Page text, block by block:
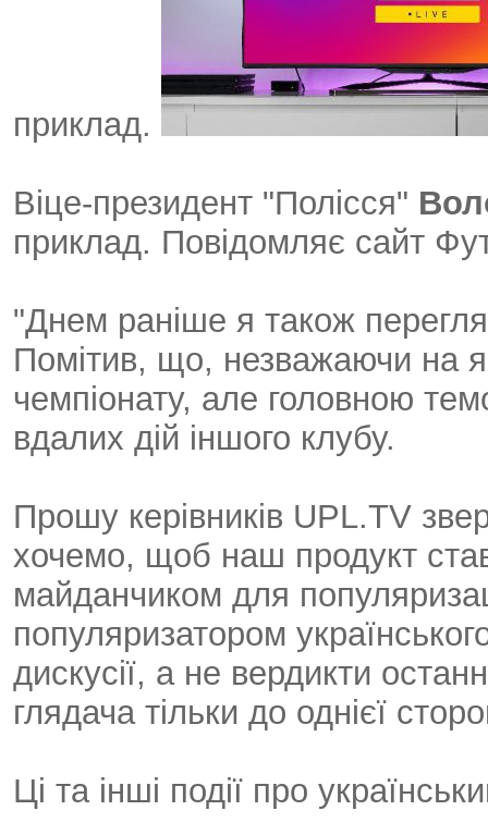
приклад.
Віце-президент "Полісся"
приклад. Повідомляє сайт
"Днем раніше я також
Помітив, що, незважаючи на
чемпіонату, але головною
вдалих дій іншого клубу.
Прошу керівників UPL.TV
хочемо, щоб наш продукт
майданчиком для
популяризатором
дискусії, а не вердикти
глядача тільки до однієї
Ці та інші події про